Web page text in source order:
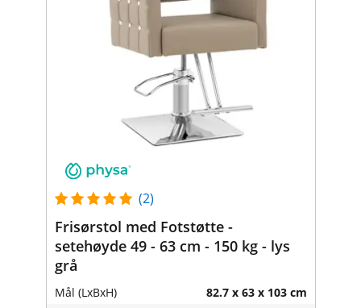
(2)
Frisørstol med Fotstøtte -
setehøyde 49 - 63 cm - 150 kg - lys
grå
Mål (LxBxH) 82.7 x 63 x 103 cm